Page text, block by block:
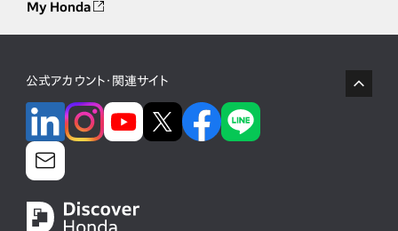
My Honda
公式アカウント・関連サイト